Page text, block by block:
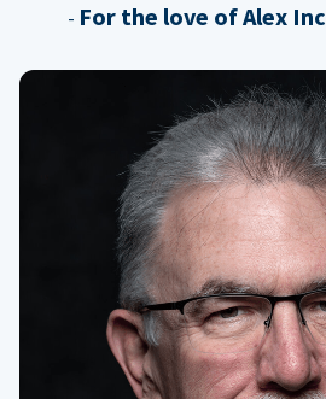
- For the love of Alex Inc